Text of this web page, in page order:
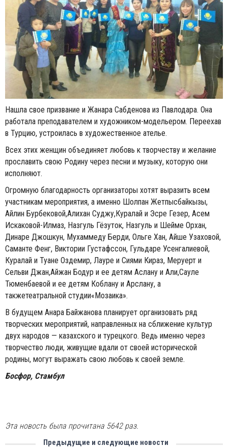
Нашла свое призвание и Жанара Сабденова из Павлодара. Она
работала преподавателем и художником-модельером. Переехав
в Турцию, устроилась в художественное ателье.
Всех этих женщин объединяет любовь к творчеству и желание
прославить свою Родину через песни и музыку, которую они
исполняют.
Огромную благодарность организаторы хотят выразить всем
участникам мероприятия, а именно Шолпан Жетпысбайкызы,
Айлин Бурбековой,Алихан Суджу,Куралай и Эсре Гезер, Асем
Искаковой-Илмаз, Назгуль Гёзуток, Назгуль и Шейме Орхан,
Динаре Джошкун, Мухаммеду Берди, Ольге Хан, Айше Узаховой,
Саманте Фенг, Виктории Густафссон, Гульдаре Усенгалиевой,
Куралай и Туане Оздемир, Лауре и Сиями Кираз, Меруерт и
Сельви Джан,Айжан Бодур и ее детям Аслану и Али,Сауле
Тюменбаевой и ее детям Коблану и Арслану, а
такжетеатральной студии«Мозаика».
В будущем Анара Байжанова планирует организовать ряд
творческих мероприятий, направленных на сближение культур
двух народов — казахского и турецкого. Ведь именно через
творчество люди, живущие вдали от своей исторической
родины, могут выражать свою любовь к своей земле.
Босфор, Стамбул
Эта новость была прочитана 5642 раз.
Предыдущие и следующие новости